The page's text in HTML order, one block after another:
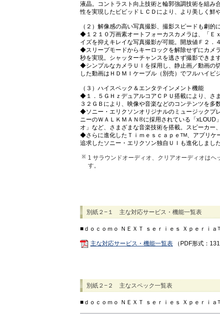
液晶。コントラスト向上技術と輪郭強調技術を組み
性を実現したビビッドＬＣＤにより、より美しく鮮
（２）解像感の高い写真撮影、撮影スピードも劇的
◆１２１０万画素オートフォーカスカメラは、「
イズを抑えキレイな写真撮影が可能。開放値Ｆ２
◆スリープモードからキーロックを解除せずにカメ
秒を実現。シャッターチャンスを逃さず撮影できま
◆シンプルなカメラＵＩを採用し、静止画／動画の
した動画はＨＤＭＩケーブル（別売）でフルハイビ
（３）ハイスペック＆エンタテインメント機能
◆１．５ＧＨｚデュアルコアＣＰＵ搭載により、さ
３２ＧＢにより、映像や音楽などのコンテンツを多
◆ソニー・エリクソンオリジナルのミュージックプ
ニーのＷＡＬＫＭＡＮ®に採用されている「xLOUD
オ」など、さまざまな音楽技術を搭載。スピーカ
◆さらに進化したＴｉｍｅｓｃａｐｅ TM 、アプリ
追求したソニー・エリクソン独自ＵＩも進化しまし
1 サラウンドオーディオ、クリアオーディオは
す。
別紙２−１ 主な対応サービス・機能一覧表
■ｄｏｃｏｍｏ ＮＥＸＴ ｓｅｒｉｅｓ Ｘｐｅｒｉａ
主な対応サービス・機能一覧表 （PDF形式：
別紙２−２ 主なスペック一覧表
■ｄｏｃｏｍｏ ＮＥＸＴ ｓｅｒｉｅｓ Ｘｐｅｒｉａ